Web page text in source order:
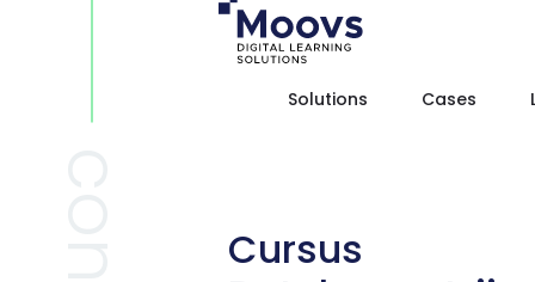
Solutions Cases
Cursus